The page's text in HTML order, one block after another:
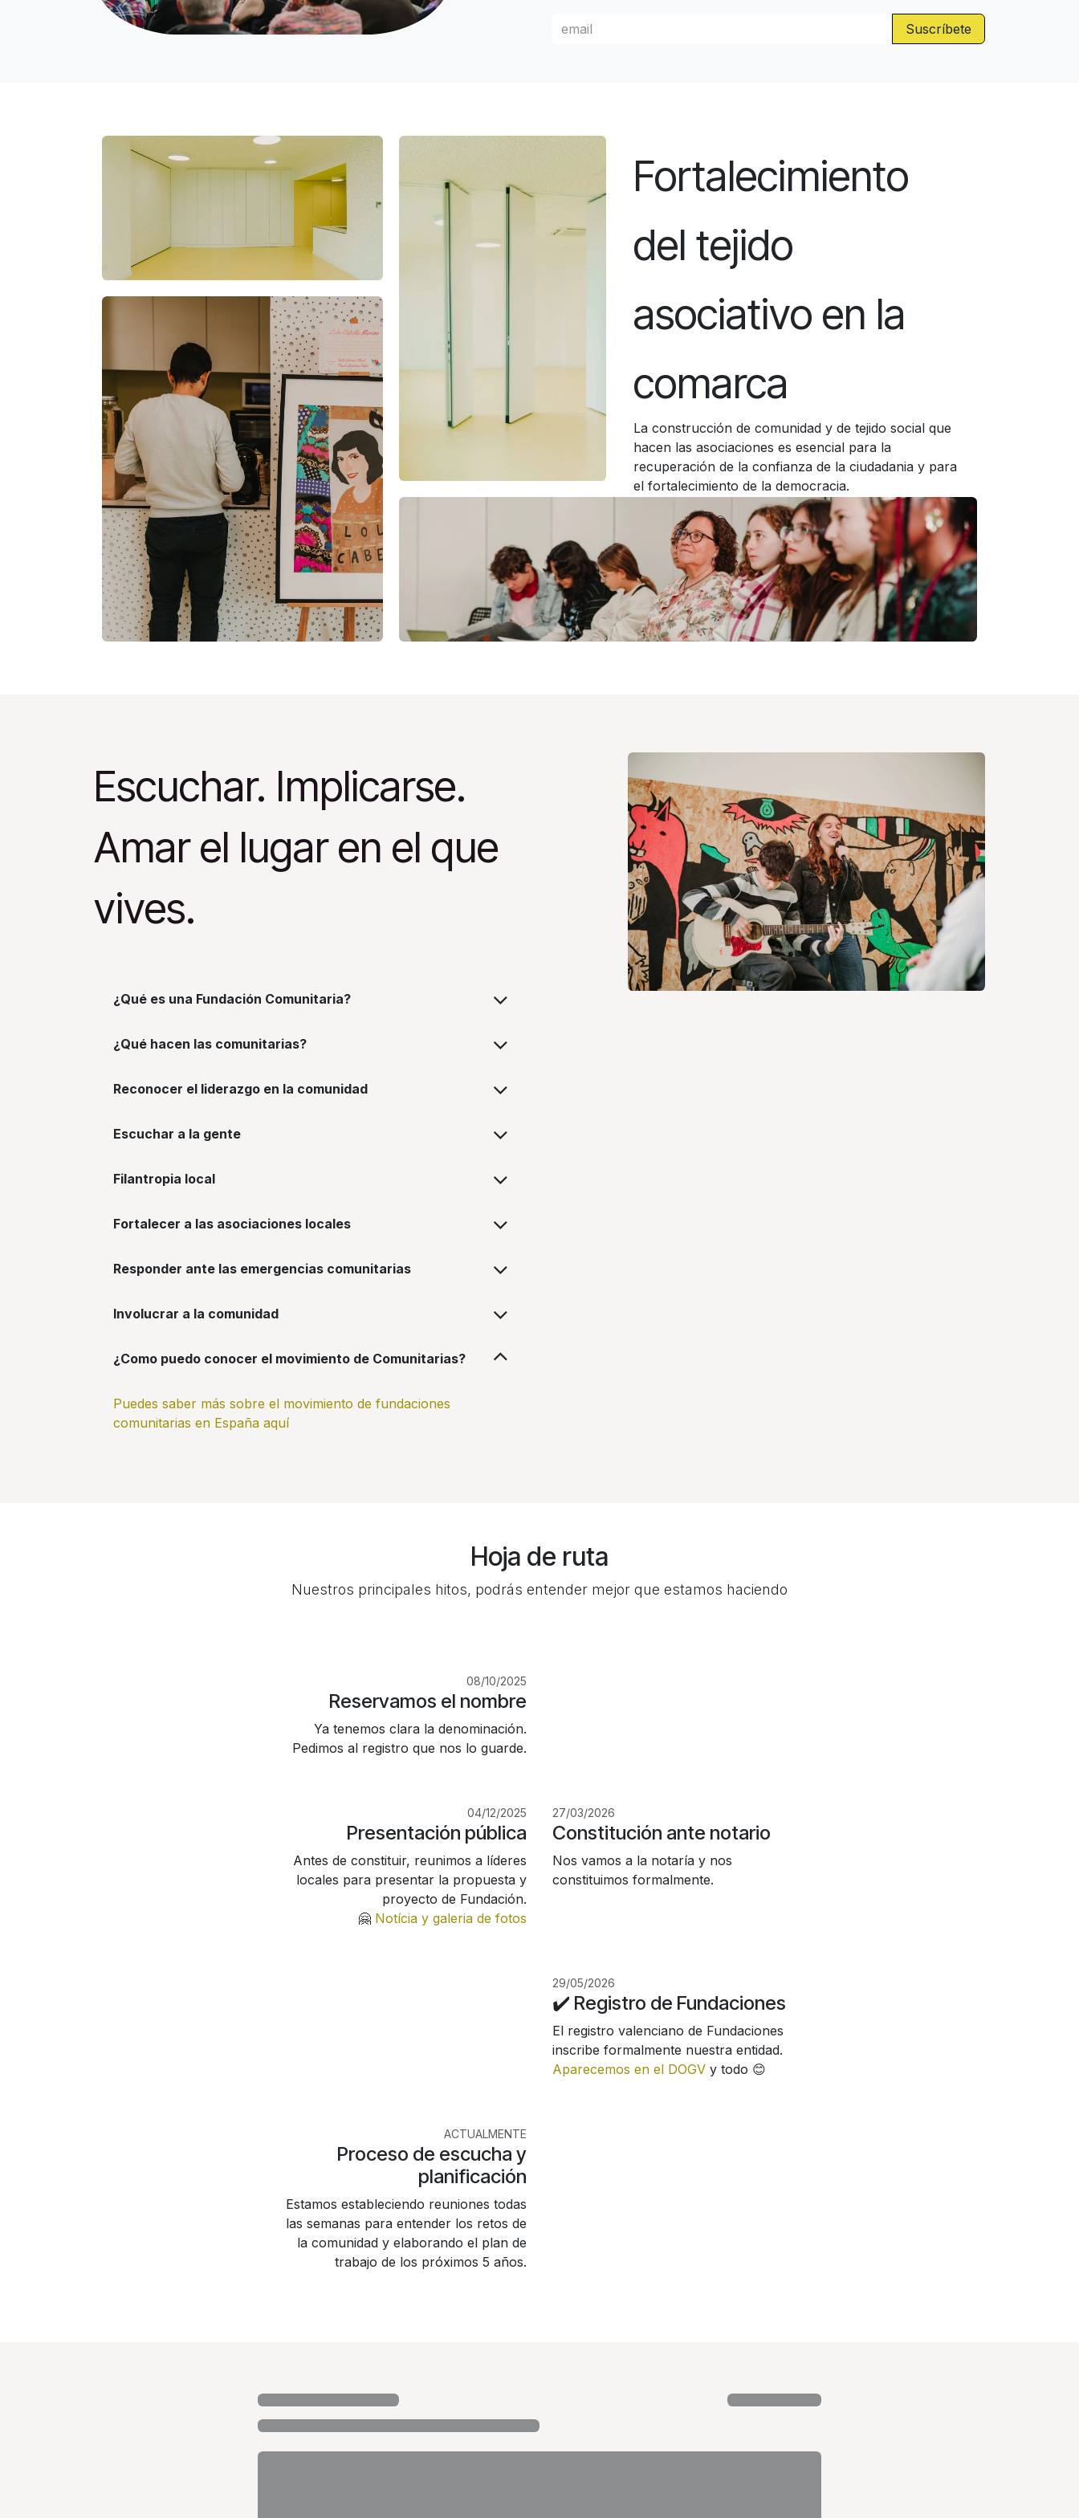
Suscríbete
Fortalecimiento
del tejido
asociativo en la
comarca
La construcción de comunidad y de tejido social que
hacen las asociaciones es esencial para la
recuperación de la confianza de la ciudadania y para
el fortalecimiento de la democracia.
No podemos afrontar ningun reto como sociedad si
no lo hacemos juntas.
Escuchar. Implicarse.
Amar el lugar en el que
vives.
¿Qué es una Fundación Comunitaria?
¿Qué hacen las comunitarias?
Reconocer el liderazgo en la comunidad
Escuchar a la gente
Filantropia local
Fortalecer a las asociaciones locales
Responder ante las emergencias comunitarias
Involucrar a la comunidad
¿Como puedo conocer el movimiento de Comunitarias?
Puedes saber más sobre el movimiento de fundaciones
comunitarias en España aquí
Hoja de ruta
Nuestros principales hitos, podrás entender mejor que estamos haciendo
08/10/2025
Reservamos el nombre
Ya tenemos clara la denominación.
Pedimos al registro que nos lo guarde.
04/12/2025
Presentación pública
Antes de constituir, reunimos a líderes
locales para presentar la propuesta y
proyecto de Fundación.
🤗 Notícia y galeria de fotos
27/03/2026
Constitución ante notario
Nos vamos a la notaría y nos
constituimos formalmente.
29/05/2026
✔️ Registro de Fundaciones
El registro valenciano de Fundaciones
inscribe formalmente nuestra entidad.
Aparecemos en el DOGV y todo 😊
ACTUALMENTE
Proceso de escucha y
planificación
Estamos estableciendo reuniones todas
las semanas para entender los retos de
la comunidad y elaborando el plan de
trabajo de los próximos 5 años.